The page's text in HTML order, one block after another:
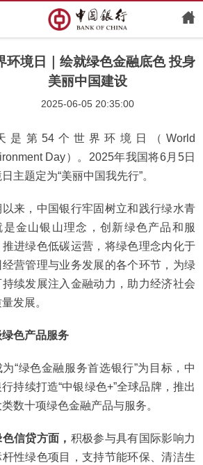
环境日｜绘就绿色金融底色 投身
美丽中国建设
2025-06-05 20:35:00
是第54个世界环境日（World
Day）。2025年我国将6月5日
主题定为“美丽中国我先行”。
以来，中国银行牢固树立和践行绿水青
是金山银山理念，创新绿色产品和服
推进绿色低碳运营，将绿色理念内化于
经营管理与业务发展的各个环节，为绿
持续发展注入金融动力，助力经济社会
发展。
绿色产品服务
为“绿色金融服务首选银行”为目标，中
行持续打造“中银绿色+”全球品牌，推出
数十项绿色金融产品与服务。
信贷方面， 积极参与具有国际影响力
杆性绿色项目，支持节能环保、清洁生